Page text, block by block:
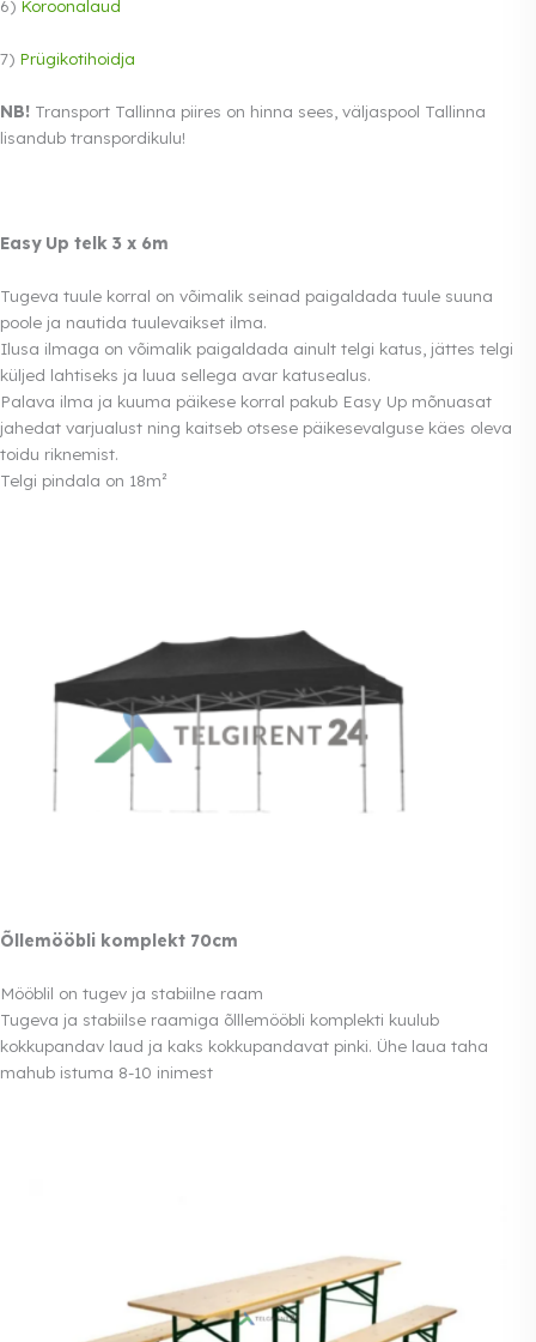
6) Koroonalaud
7) Prügikotihoidja
NB! Transport Tallinna piires on hinna sees, väljaspool Tallinna
lisandub transpordikulu!
Easy Up telk 3 x 6m
Tugeva tuule korral on võimalik seinad paigaldada tuule suuna
poole ja nautida tuulevaikset ilma.
Ilusa ilmaga on võimalik paigaldada ainult telgi katus, jättes telgi
küljed lahtiseks ja luua sellega avar katusealus.
Palava ilma ja kuuma päikese korral pakub Easy Up mõnuasat
jahedat varjualust ning kaitseb otsese päikesevalguse käes oleva
toidu riknemist.
Telgi pindala on 18m²
Õllemööbli komplekt 70cm
Mööblil on tugev ja stabiilne raam
Tugeva ja stabiilse raamiga õlllemööbli komplekti kuulub
kokkupandav laud ja kaks kokkupandavat pinki. Ühe laua taha
mahub istuma 8-10 inimest